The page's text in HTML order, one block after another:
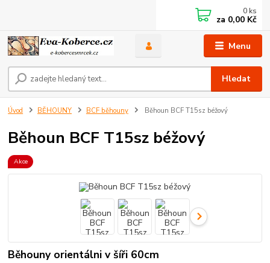
Menu
Hledat
0 ks
za 0,00 Kč
Úvod BĚHOUNY BCF běhouny Běhoun BCF T15sz béžový
Běhoun BCF T15sz béžový
Akce
Běhouny orientálni v šíři 60cm